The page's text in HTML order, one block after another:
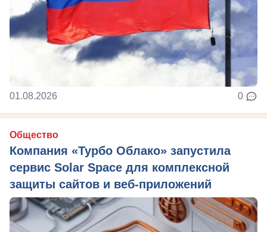
01.08.2026 0
Общество
Компания «Турбо Облако» запустила
сервис Solar Space для комплексной
защиты сайтов и веб-приложений